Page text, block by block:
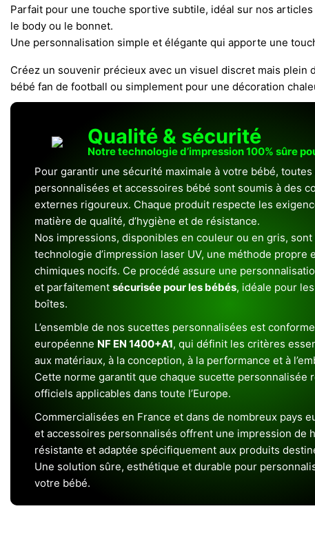
Parfait pour une touche sportive subtile, idéal sur nos
le body ou le bonnet.
Une personnalisation simple et élégante qui apporte une
Créez un souvenir précieux avec un visuel discret mais plein
bébé fan de football ou simplement pour une décoration
Qualité & sécurité
Notre technologie d’impression 100% sûre
Pour garantir une sécurité maximale à votre bébé,
personnalisées et accessoires bébé sont soumis à des
externes rigoureux. Chaque produit respecte les
matière de qualité, d’hygiène et de résistance.
Nos impressions, disponibles en couleur ou en gris,
technologie d’impression laser UV, une méthode propre
chimiques nocifs. Ce procédé assure une
et parfaitement sécurisée pour les bébés, idéale pour
boîtes.
L’ensemble de nos sucettes personnalisées est
européenne NF EN 1400+A1, qui définit les critères
aux matériaux, à la conception, à la performance et à
Cette norme garantit que chaque sucette personnalisée
officiels applicables dans toute l’Europe.
Commercialisées en France et dans de nombreux pays
et accessoires personnalisés offrent une impression de
résistante et adaptée spécifiquement aux produits
Une solution sûre, esthétique et durable pour
votre bébé.